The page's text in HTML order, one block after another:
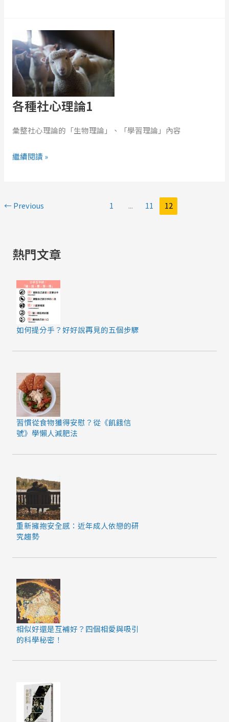
各種社心理論1
彙整社心理論的「生物理論」、「學習理論」內容
種
社
心
理
1
繼續閱讀 »
← Previous 1 ... 11 12
熱門文章
如何提分手？好好說再見的五個步驟
習慣從食物獲得安慰？從《飢餓信
號》學懶人減肥法
重新擁抱安全感：近年成人依戀的研
究趨勢
相似好還是互補好？四個相愛與吸引
的科學秘密！